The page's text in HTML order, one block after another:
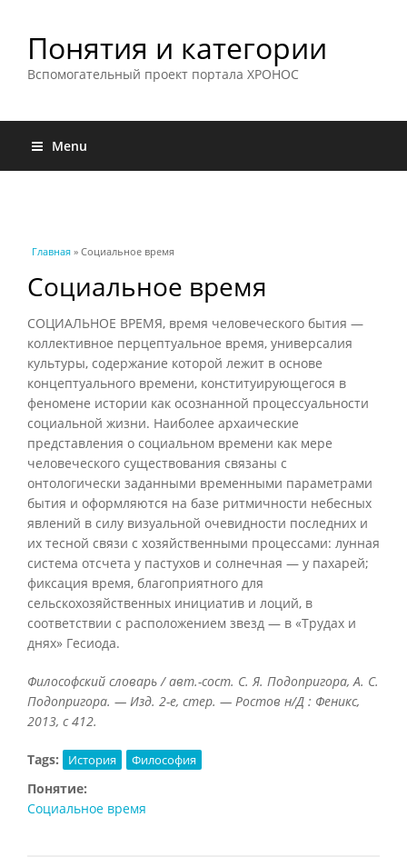
Понятия и категории
Вспомогательный проект портала ХРОНОС
Menu
Вы здесь
Главная » Социальное время
Социальное время
СОЦИАЛЬНОЕ ВРЕМЯ, время человеческого бытия —
коллективное перцептуальное время, универсалия
культуры, содержание которой лежит в основе
концептуального времени, конституирующегося в
феномене истории как осознанной процессуальности
социальной жизни. Наиболее архаические
представления о социальном времени как мере
человеческого существования связаны с
онтологически заданными временными параметрами
бытия и оформляются на базе ритмичности небесных
явлений в силу визуальной очевидности последних и
их тесной связи с хозяйственными процессами: лунная
система отсчета у пастухов и солнечная — у пахарей;
фиксация время, благоприятного для
сельскохозяйственных инициатив и лоций, в
соответствии с расположением звезд — в «Трудах и
днях» Гесиода.
Философский словарь / авт.-сост. С. Я. Подопригора, А. С.
Подопригора. — Изд. 2-е, стер. — Ростов н/Д : Феникс,
2013, с 412.
Tags: История Философия
Понятие:
Социальное время